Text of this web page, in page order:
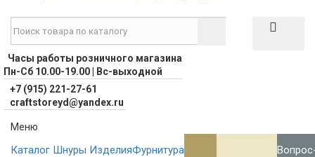
Часы работы розничного магазина
Пн-Сб 10.00-19.00 | Вс-выходной
+7 (915) 221-27-61
craftstoreyd@yandex.ru
Меню
Каталог Шнуры ИзделияФурнитура